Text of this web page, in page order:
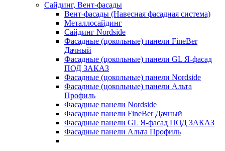
Сайдинг, Вент-фасады
Вент-фасады (Навесная фасадная система)
Металлосайдинг
Сайдинг Nordside
Фасадные (цокольные) панели FineBer
Дачный
Фасадные (цокольные) панели GL Я-фасад
ПОД ЗАКАЗ
Фасадные (цокольные) панели Nordside
Фасадные (цокольные) панели Альта
Профиль
Фасадные панели Nordside
Фасадные панели FineBer Дачный
Фасадные панели GL Я-фасад ПОД ЗАКАЗ
Фасадные панели Альта Профиль